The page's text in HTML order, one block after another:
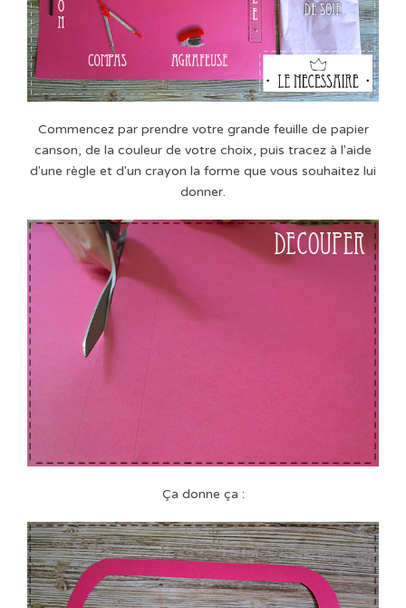
Commencez par prendre votre grande feuille de papier
canson, de la couleur de votre choix, puis tracez à l'aide
d'une règle et d'un crayon la forme que vous souhaitez lui
donner.
Ça donne ça :